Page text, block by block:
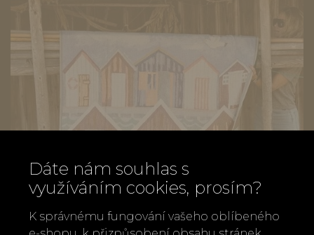
Dáte nám souhlas s
využíváním cookies, prosím?
K správnému fungování vašeho oblíbeného